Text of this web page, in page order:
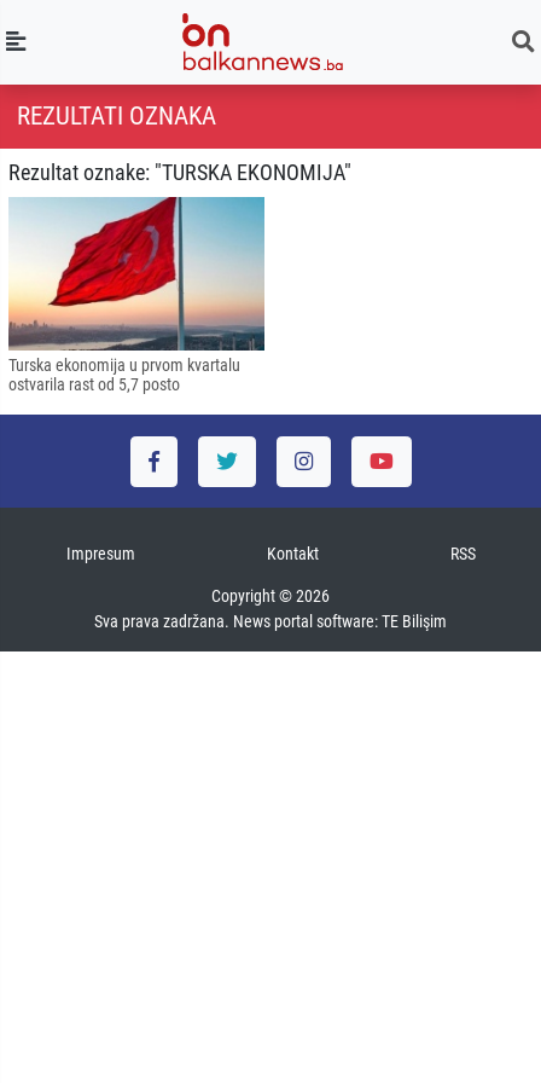
REZULTATI OZNAKA
Rezultat oznake: "TURSKA EKONOMIJA"
Turska ekonomija u prvom kvartalu
ostvarila rast od 5,7 posto
Impresum Kontakt RSS
Copyright © 2026
Sva prava zadržana. News portal software:TE Bilişim